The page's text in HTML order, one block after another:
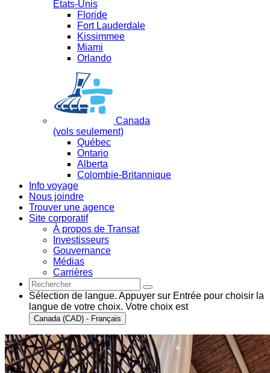
États-Unis
Floride
Fort Lauderdale
Kissimmee
Miami
Orlando
Canada
(vols seulement)
Québec
Ontario
Alberta
Colombie-Britannique
Info voyage
Nous joindre
Trouver une agence
Site corporatif
À propos de Transat
Investisseurs
Gouvernance
Médias
Carrières
Sélection de langue. Appuyer sur Entrée pour choisir la
langue de votre choix. Votre choix est
Canada (CAD) - Français